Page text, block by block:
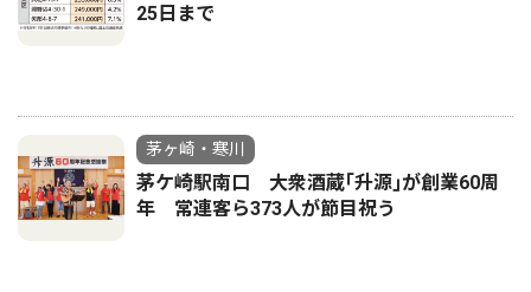
25日まで
茅ヶ崎・寒川
茅ケ崎駅南口 大衆酒蔵｢升源｣が創業60周
年 常連客ら373人が節目祝う